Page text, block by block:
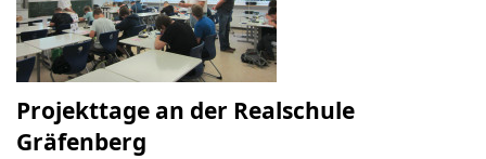
Projekttage an der Realschule
Gräfenberg